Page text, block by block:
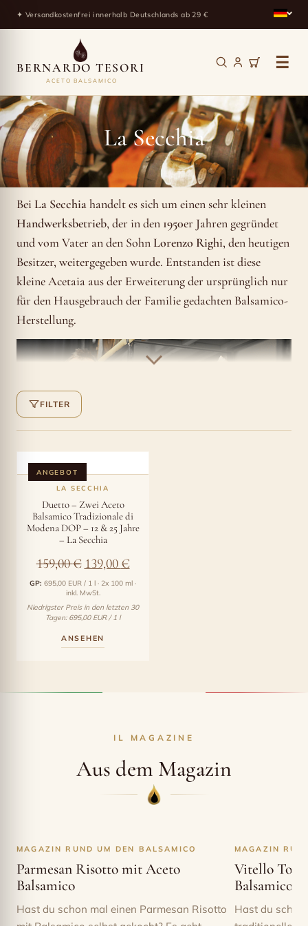
✦ Versandkostenfrei innerhalb Deutschlands ab 29 €
BERNARDO TESORI
ACETO BALSAMICO
☰
La
Secchia
La Secchia
Bei La Secchiahandelt es sich um einen sehr kleinen
Handwerksbetrieb, der in den 1950er Jahren gegründet
und vom Vater an den Sohn Lorenzo Righi, den heutigen
Besitzer, weitergegeben wurde. Entstanden ist diese
kleine Acetaia aus der Erweiterung der ursprünglich nur
für den Hausgebrauch der Familie gedachten Balsamico-
Herstellung.
DasKonzept, das Lorenzo Righi vom Vater
übernommen hat, ist sehr einfach: ein
Produkt nach traditionellen Regeln
dem gekochten Traubenmost. „Wir sind davon überzeugt,
da wir selbst, das heißt meine Familie und ich, die ersten
FILTER
ANGEBOT
LA SECCHIA
Duetto – Zwei Aceto
Balsamico Tradizionale di
Modena DOP – 12 & 25 Jahre
– La Secchia
159,00€ Ursprünglicher
Preis
war:
139,00 €Aktueller
Preis
ist:
GP: 695,00 EUR / 1 l · 2x 100 ml ·
inkl. MwSt.
Niedrigster Preis in den letzten 30
Tagen: 695,00 EUR / 1 l
ANSEHEN
IL MAGAZINE
Aus dem Magazin
MAGAZIN RUND UM DEN BALSAMICO
Parmesan Risotto mit Aceto
Balsamico
Hast du schon mal einen Parmesan Risotto
MAGAZIN
Vitello
Balsamico
Hast du